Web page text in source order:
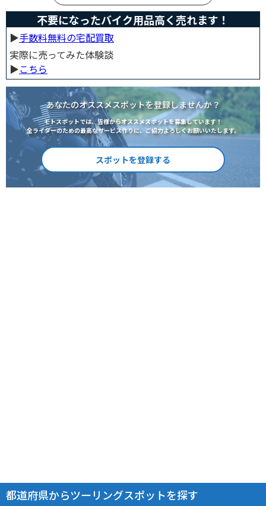
不要になったバイク用品高く売れます！
▶︎手数料無料の宅配買取
実際に売ってみた体験談
▶︎こちら
あなたのオススメスポットを登録しませんか？
モトスポットでは、皆様からオススメスポットを募集しています！
全ライダーのための最高なサービス作りに、ご協力よろしくお願いいたします。
スポットを登録する
都道府県からツーリングスポットを探す